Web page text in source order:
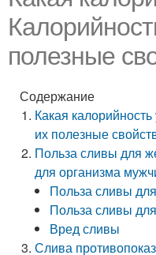
полезные
Содержание
Какая
их полезные
Польза сливы для
для организма
Польза сливы
Польза сливы
Вред сливы
Слива